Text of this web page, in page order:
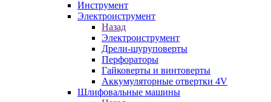
Инструмент
Электроиструмент
Назад
Электроиструмент
Дрели-шуруповерты
Перфораторы
Гайковерты и винтоверты
Аккумуляторные отвертки 4V
Шлифовальные машины